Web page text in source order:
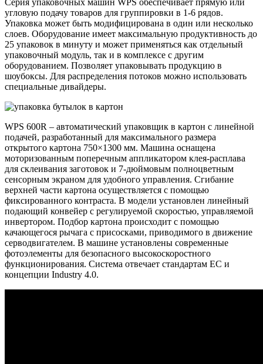
Серия упаковочных машин WPS обеспечивает прямую или
угловую подачу товаров для группировки в 1-6 рядов.
Упаковка может быть модифицирована в один или несколько
слоев. Оборудование имеет максимальную продуктивность до
25 упаковок в минуту и может применяться как отдельный
упаковочный модуль, так и в комплексе с другим
оборудованием. Позволяет упаковывать продукцию в
шоубоксы. Для распределения потоков можно использовать
специальные дивайдеры.
WPS 600R – автоматический упаковщик в картон с линейной
подачей, разработанный для максимального размера
открытого картона 750×1300 мм. Машина оснащена
моторизованным поперечным аппликатором клея-расплава
для склеивания заготовок и 7-дюймовым полноцветным
сенсорным экраном для удобного управления. Сгибание
верхней части картона осуществляется с помощью
фиксированного контраста. В модели установлен линейный
подающий конвейер с регулируемой скоростью, управляемой
инвертором. Подбор картона происходит с помощью
качающегося рычага с присосками, приводимого в движение
серводвигателем. В машине установлены современные
фотоэлементы для безопасного высокоскоростного
функционирования. Система отвечает стандартам ЕС и
концепции Industry 4.0.